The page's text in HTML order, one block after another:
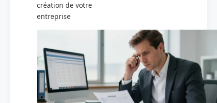
création de votre
entreprise